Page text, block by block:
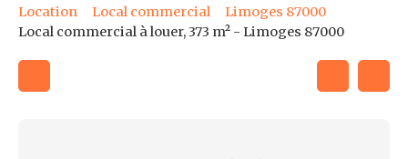
Location Local commercial
Limoges 87000
Local commercial à louer, 373 m² - Limoges 87000